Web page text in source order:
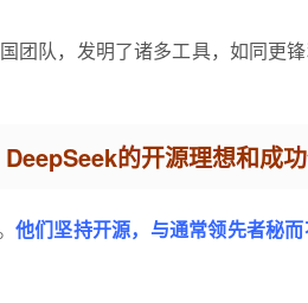
团队，发明了诸多工具，如同更
DeepSeek的开源理想和成
他们坚持开源，与通常领先者秘